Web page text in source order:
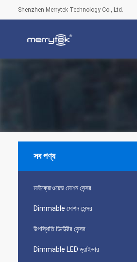
Shenzhen Merrytek Technology Co., Ltd.
সব পণ্য
মাইক্রোওয়েভ মোশন সেন্সর
Dimmable মোশন সেন্সর
উপস্থিতি ডিটেক্টর সেন্সর
Dimmable LED ড্রাইভার